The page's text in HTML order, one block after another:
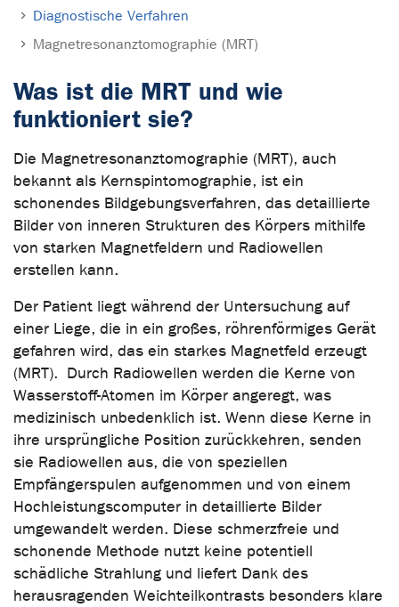
Diagnostische Verfahren
Magnetresonanztomographie (MRT)
Was ist die MRT und wie
funktioniert sie?
Die Magnetresonanztomographie (MRT), auch
bekannt als Kernspintomographie, ist ein
schonendes Bildgebungsverfahren, das detaillierte
Bilder von inneren Strukturen des Körpers mithilfe
von starken Magnetfeldern und Radiowellen
erstellen kann.
Der Patient liegt während der Untersuchung auf
einer Liege, die in ein großes, röhrenförmiges Gerät
gefahren wird, das ein starkes Magnetfeld erzeugt
(MRT). Durch Radiowellen werden die Kerne von
Wasserstoff-Atomen im Körper angeregt, was
medizinisch unbedenklich ist. Wenn diese Kerne in
ihre ursprüngliche Position zurückkehren, senden
sie Radiowellen aus, die von speziellen
Empfängerspulen aufgenommen und von einem
Hochleistungscomputer in detaillierte Bilder
umgewandelt werden. Diese schmerzfreie und
schonende Methode nutzt keine potentiell
schädliche Strahlung und liefert Dank des
herausragenden Weichteilkontrasts besonders klare